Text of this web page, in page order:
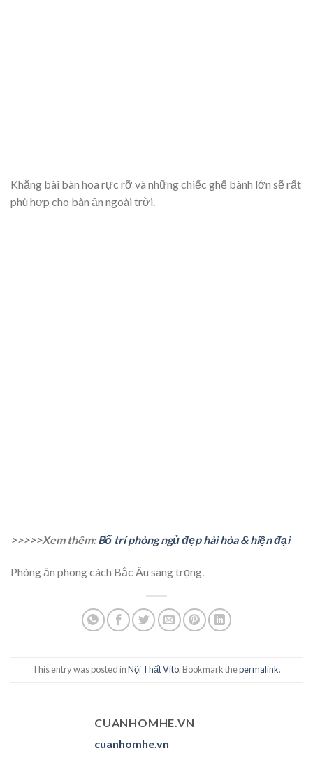
Khăng bài bàn hoa rực rỡ và những chiếc ghế bành lớn sẽ rất
phù hợp cho bàn ăn ngoài trời.
>>>>>Xem thêm:Bố trí phòng ngủ đẹp hài hòa & hiện đại
Phòng ăn phong cách Bắc Âu sang trọng.
This entry was posted inNội Thất Vito. Bookmark thepermalink.
CUANHOMHE.VN
cuanhomhe.vn